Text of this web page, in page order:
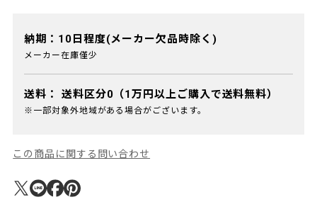
納期：10日程度(メーカー欠品時除く)
メーカー在庫僅少
送料： 送料区分0（1万円以上ご購入で送料無料）
※一部対象外地域がある場合がございます。
この商品に関する問い合わせ